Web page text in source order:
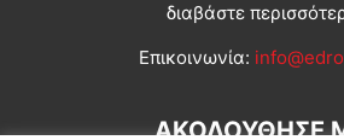
διαβάστε
Επικοινωνία:
ΑΚΟΛΟΥΘΗΣΕ